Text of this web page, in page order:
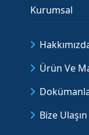
Kurumsal
Ürün Ve
Bize Ulaşın